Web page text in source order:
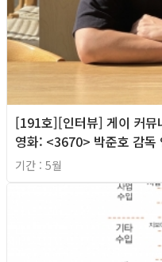
[191호][인터뷰] 게이 커뮤
영화: <3670> 박준호 감독
기간 : 5월